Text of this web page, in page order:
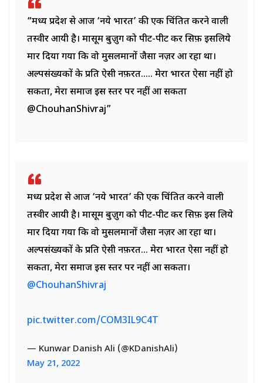
“मध्य प्रदेश से आज ‘नये भारत’ की एक चिंतित करने वाली
तस्वीर आयी है। मासूम बुज़ुर्ग को पीट-पीट कर सिर्फ़ इसलिये
मार दिया गया कि वो मुसलमानों जैसा नज़र आ रहा था।
अल्पसंख्यकों के प्रति ऐसी नफ़रत….. मेरा भारत ऐसा नहीं हो
सकता, मेरा समाज इस स्तर पर नहीं आ सकता
@ChouhanShivraj”
मध्य प्रदेश से आज ‘नये भारत’ की एक चिंतित करने वाली
तस्वीर आयी है। मासूम बुज़ुर्ग को पीट-पीट कर सिर्फ़ इस लिये
मार दिया गया कि वो मुसलमानों जैसा नज़र आ रहा था।
अल्पसंख्यकों के प्रति ऐसी नफ़रत… मेरा भारत ऐसा नहीं हो
सकता, मेरा समाज इस स्तर पर नहीं आ सकता। ⁦
@ChouhanShivraj
pic.twitter.com/COM3IL9C4T
— Kunwar Danish Ali (@KDanishAli)
May 21, 2022